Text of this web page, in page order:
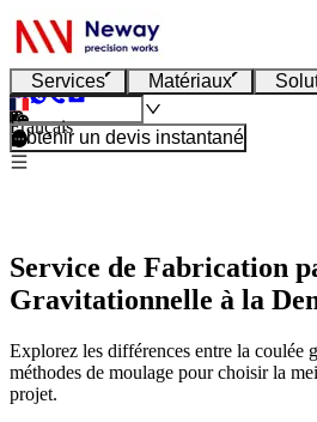
Services Matériaux
Français
Obtenir un devis instantané
Service de Fabrication
Gravitationnelle à la
Explorez les différences entre la coulée
méthodes de moulage pour choisir la
projet.